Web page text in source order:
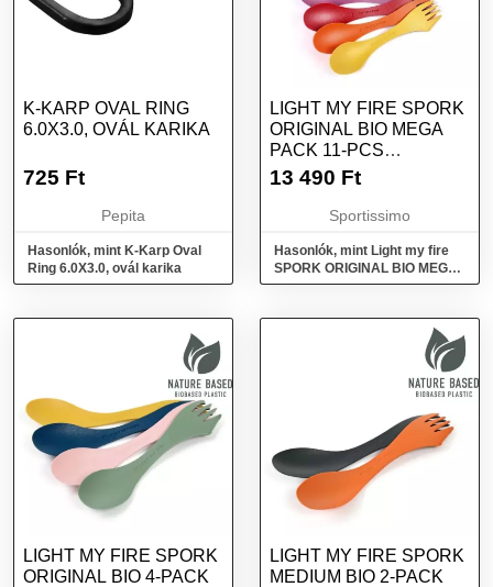
K-KARP OVAL RING
6.0X3.0, OVÁL KARIKA
725 Ft
Pepita
Hasonlók, mint K-Karp Oval
Ring 6.0X3.0, ovál karika
LIGHT MY FIRE SPORK
ORIGINAL BIO MEGA
PACK 11-PCS
EVŐESZKÖZ, MIX,
13 490 Ft
Sportissimo
Hasonlók, mint Light my fire
SPORK ORIGINAL BIO MEGA
PACK 11-PCS Evőeszköz,
LIGHT MY FIRE SPORK
ORIGINAL BIO 4-PACK
LIGHT MY FIRE SPORK
MEDIUM BIO 2-PACK